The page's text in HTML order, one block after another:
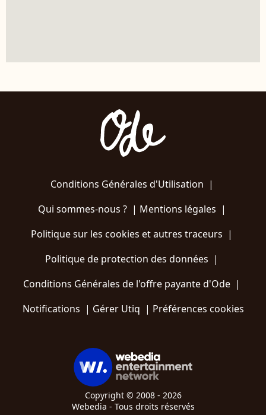
Conditions Générales d'Utilisation |
Qui sommes-nous ?| Mentions légales |
Politique sur les cookies et autres traceurs |
Politique de protection des données |
Conditions Générales de l'offre payante d'Ode |
Notifications | Gérer Utiq | Préférences cookies
Copyright © 2008 - 2026
Webedia - Tous droits réservés